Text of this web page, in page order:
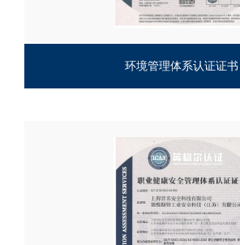
环境管理体系认证证书